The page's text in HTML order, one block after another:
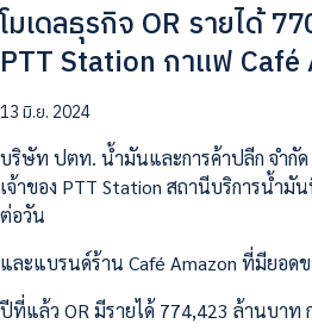
โมเดลธุรกิจ OR รายได้
PTT Station กาแฟ Café
13 มิ.ย. 2024
บริษัท ปตท. น้ำมันและการค้าปลีก จำกั
เจ้าของ PTT Station สถานีบริการน้ำมั
ต่อวัน
และแบรนด์ร้าน Café Amazon ที่มียอด
ปีที่แล้ว OR มีรายได้ 774,423 ล้านบาท